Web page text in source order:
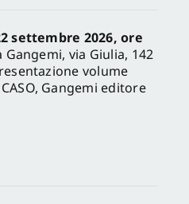
settembre 2026, ore
Gangemi, via Giulia, 142
volume
CASO, Gangemi editore